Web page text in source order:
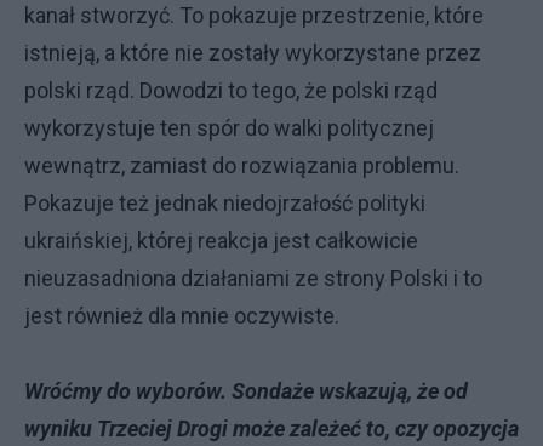
kanał stworzyć. To pokazuje przestrzenie, które
istnieją, a które nie zostały wykorzystane przez
polski rząd. Dowodzi to tego, że polski rząd
wykorzystuje ten spór do walki politycznej
wewnątrz, zamiast do rozwiązania problemu.
Pokazuje też jednak niedojrzałość polityki
ukraińskiej, której reakcja jest całkowicie
nieuzasadniona działaniami ze strony Polski i to
jest również dla mnie oczywiste.
Wróćmy do wyborów. Sondaże wskazują, że od
wyniku Trzeciej Drogi może zależeć to, czy opozycja